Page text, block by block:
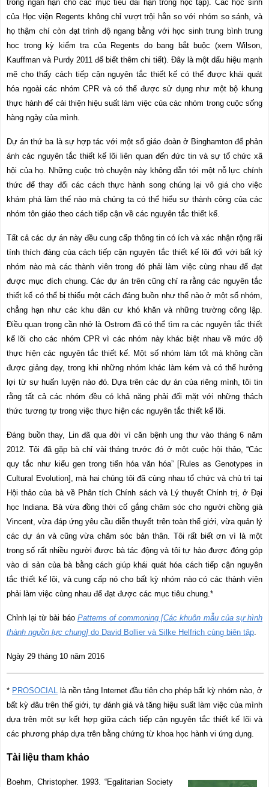
trong ngắn hạn cho các mục tiêu dài hạn trong học tập). Các học sinh
của Học viện Regents không chỉ vượt trội hẳn so với nhóm so sánh, và
họ thậm chí còn đạt trình độ ngang bằng với học sinh trung bình trung
học trong kỳ kiểm tra của Regents do bang bắt buộc (xem Wilson,
Kauffman và Purdy 2011 để biết thêm chi tiết). Đây là một dấu hiệu mạnh
mẽ cho thấy cách tiếp cận nguyên tắc thiết kế có thể được khái quát
hóa ngoài các nhóm CPR và có thể được sử dụng như một bộ khung
thực hành để cải thiện hiệu suất làm việc của các nhóm trong cuộc sống
hàng ngày của mình.
Dự án thứ ba là sự hợp tác với một số giáo đoàn ở Binghamton để phản
ánh các nguyên tắc thiết kế lõi liên quan đến đức tin và sự tổ chức xã
hội của họ. Những cuộc trò chuyện này không dẫn tới một nỗ lực chính
thức để thay đổi các cách thực hành song chúng lại vô giá cho việc
khám phá làm thế nào mà chúng ta có thể hiểu sự thành công của các
nhóm tôn giáo theo cách tiếp cận về các nguyên tắc thiết kế.
Tất cả các dự án này đều cung cấp thông tin có ích và xác nhận rộng rãi
tính thích đáng của cách tiếp cận nguyên tắc thiết kế lõi đối với bất kỳ
nhóm nào mà các thành viên trong đó phải làm việc cùng nhau để đạt
được mục đích chung. Các dự án trên cũng chỉ ra rằng các nguyên tắc
thiết kế có thể bị thiếu một cách đáng buồn như thế nào ở một số nhóm,
chẳng hạn như các khu dân cư khó khăn và những trường công lập.
Điều quan trọng cần nhớ là Ostrom đã có thể tìm ra các nguyên tắc thiết
kế lõi cho các nhóm CPR vì các nhóm này khác biệt nhau về mức độ
thực hiện các nguyên tắc thiết kế. Một số nhóm làm tốt mà không cần
được giảng dạy, trong khi những nhóm khác làm kém và có thể hưởng
lợi từ sự huấn luyện nào đó. Dựa trên các dự án của riêng mình, tôi tin
rằng tất cả các nhóm đều có khả năng phải đối mặt với những thách
thức tương tự trong việc thực hiện các nguyên tắc thiết kế lõi.
Đáng buồn thay, Lin đã qua đời vì căn bệnh ung thư vào tháng 6 năm
2012. Tôi đã gặp bà chỉ vài tháng trước đó ở một cuộc hội thảo, “Các
quy tắc như kiểu gen trong tiến hóa văn hóa” [Rules as Genotypes in
Cultural Evolution], mà hai chúng tôi đã cùng nhau tổ chức và chủ trì tại
Hội thảo của bà về Phân tích Chính sách và Lý thuyết Chính trị, ở Đại
học Indiana. Bà vừa đồng thời cố gắng chăm sóc cho người chồng già
Vincent, vừa đáp ứng yêu cầu diễn thuyết trên toàn thế giới, vừa quản lý
các dự án và cũng vừa chăm sóc bản thân. Tôi rất biết ơn vì là một
trong số rất nhiều người được bà tác động và tôi tự hào được đóng góp
vào di sản của bà bằng cách giúp khái quát hóa cách tiếp cận nguyên
tắc thiết kế lõi, và cung cấp nó cho bất kỳ nhóm nào có các thành viên
phải làm việc cùng nhau để đạt được các mục tiêu chung.*
Chỉnh lại từ bài báo Patterns of commoning [Các khuôn mẫu của sự hình
thành nguồn lực chung] do David Bollier và Silke Helfrich cùng biên tập
Ngày 29 tháng 10 năm 2016
* PROSOCIAL
là nền tảng Internet đầu tiên cho phép bất kỳ nhóm nào, ở
bất kỳ đâu trên thế giới, tự đánh giá và tăng hiệu suất làm việc của mình
dựa trên một sự kết hợp giữa cách tiếp cận nguyên tắc thiết kế lõi và
các phương pháp dựa trên bằng chứng từ khoa học hành vi ứng dụng.
Tài liệu tham khảo
Boehm, Christopher. 1993. “Egalitarian Society